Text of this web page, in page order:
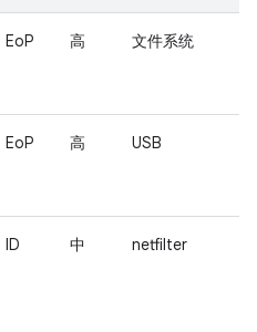
EoP 高 文件系统
EoP 高 USB
ID 中 netfilter